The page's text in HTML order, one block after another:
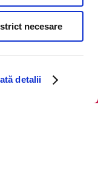
detalii
necesare